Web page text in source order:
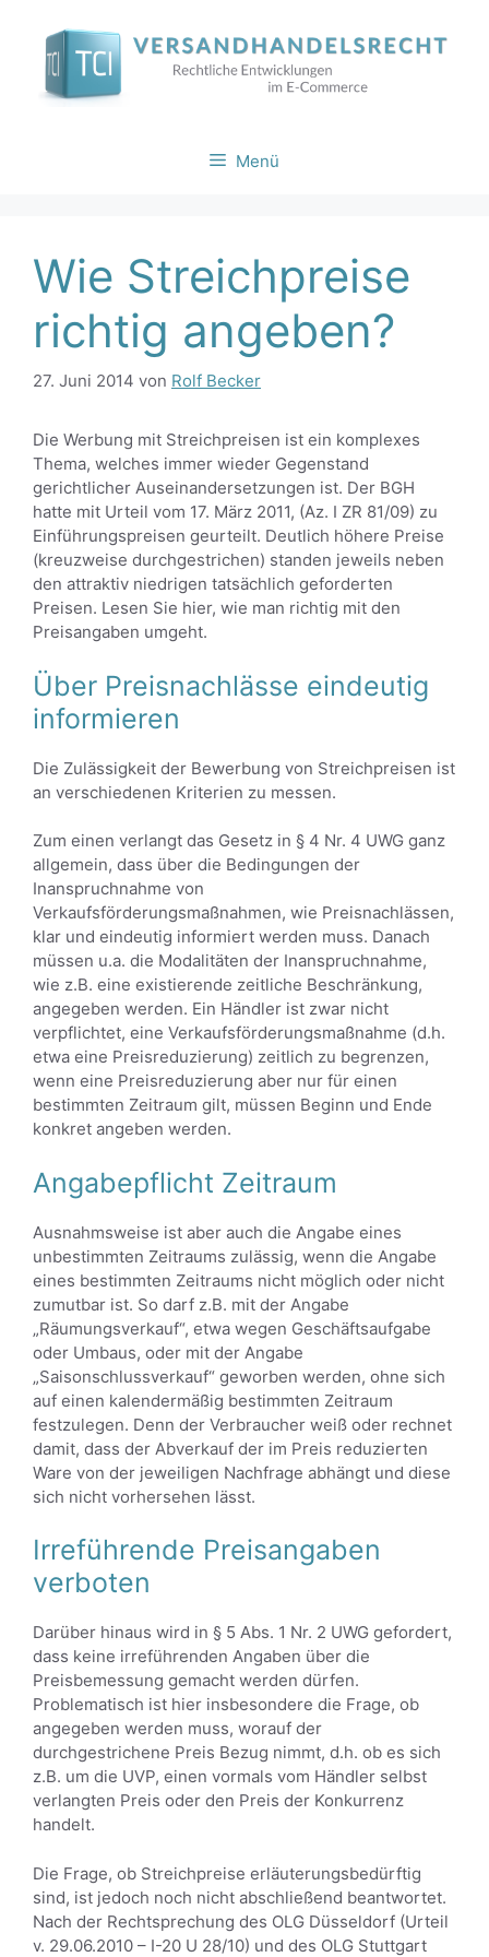
springen
Menü
Wie Streichpreise
richtig angeben?
27. Juni 2014 von Rolf Becker
Die Werbung mit Streichpreisen ist ein komplexes
Thema, welches immer wieder Gegenstand
gerichtlicher Auseinandersetzungen ist. Der BGH
hatte mit Urteil vom 17. März 2011, (Az. I ZR 81/09) zu
Einführungspreisen geurteilt. Deutlich höhere Preise
(kreuzweise durchgestrichen) standen jeweils neben
den attraktiv niedrigen tatsächlich geforderten
Preisen. Lesen Sie hier, wie man richtig mit den
Preisangaben umgeht.
Über Preisnachlässe eindeutig
informieren
Die Zulässigkeit der Bewerbung von Streichpreisen ist
an verschiedenen Kriterien zu messen.
Zum einen verlangt das Gesetz in § 4 Nr. 4 UWG ganz
allgemein, dass über die Bedingungen der
Inanspruchnahme von
Verkaufsförderungsmaßnahmen, wie Preisnachlässen,
klar und eindeutig informiert werden muss. Danach
müssen u.a. die Modalitäten der Inanspruchnahme,
wie z.B. eine existierende zeitliche Beschränkung,
angegeben werden. Ein Händler ist zwar nicht
verpflichtet, eine Verkaufsförderungsmaßnahme (d.h.
etwa eine Preisreduzierung) zeitlich zu begrenzen,
wenn eine Preisreduzierung aber nur für einen
bestimmten Zeitraum gilt, müssen Beginn und Ende
konkret angeben werden.
Angabepflicht Zeitraum
Ausnahmsweise ist aber auch die Angabe eines
unbestimmten Zeitraums zulässig, wenn die Angabe
eines bestimmten Zeitraums nicht möglich oder nicht
zumutbar ist. So darf z.B. mit der Angabe
„Räumungsverkauf“, etwa wegen Geschäftsaufgabe
oder Umbaus, oder mit der Angabe
„Saisonschlussverkauf“ geworben werden, ohne sich
auf einen kalendermäßig bestimmten Zeitraum
festzulegen. Denn der Verbraucher weiß oder rechnet
damit, dass der Abverkauf der im Preis reduzierten
Ware von der jeweiligen Nachfrage abhängt und diese
sich nicht vorhersehen lässt.
Irreführende Preisangaben
verboten
Darüber hinaus wird in § 5 Abs. 1 Nr. 2 UWG gefordert,
dass keine irreführenden Angaben über die
Preisbemessung gemacht werden dürfen.
Problematisch ist hier insbesondere die Frage, ob
angegeben werden muss, worauf der
durchgestrichene Preis Bezug nimmt, d.h. ob es sich
z.B. um die UVP, einen vormals vom Händler selbst
verlangten Preis oder den Preis der Konkurrenz
handelt.
Die Frage, ob Streichpreise erläuterungsbedürftig
sind, ist jedoch noch nicht abschließend beantwortet.
Nach der Rechtsprechung des OLG Düsseldorf (Urteil
v. 29.06.2010 – I-20 U 28/10) und des OLG Stuttgart